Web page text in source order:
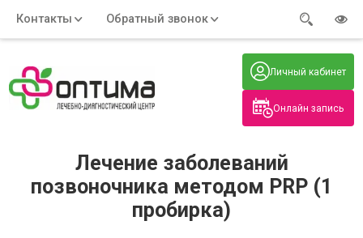
Онлайн запись
Личный кабинет
Контакты
Обратный звонок
Адрес:
Часы работы: Телефон:
+7 (914) 579-77-99
Нажмите на номер, чтобы
позвонить
Лечение заболеваний
позвоночника методом PRP (1
пробирка)